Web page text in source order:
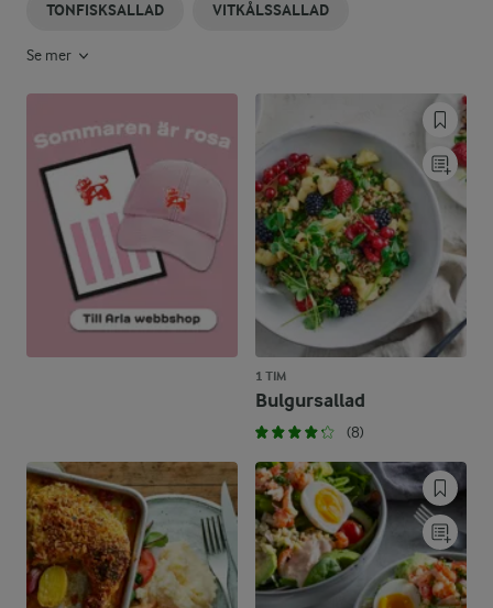
TONFISKSALLAD VITKÅLSSALLAD
Se mer
1 TIM
Bulgursallad
(8)